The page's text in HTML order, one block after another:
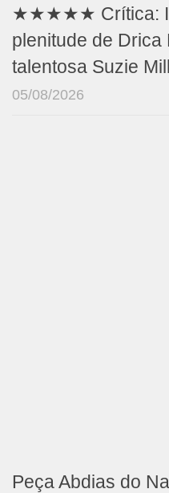
★★★★★ Crítica:
plenitude de Drica
talentosa Suzie
05/08/2026
Peça Abdias do